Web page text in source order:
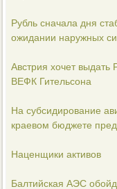
Рубль сначала дня
ожидании наружных
Австрия хочет выдать
ВЕФК Гительсона
На субсидирование
краевом бюджете
Наценщики активов
Балтийская АЭС